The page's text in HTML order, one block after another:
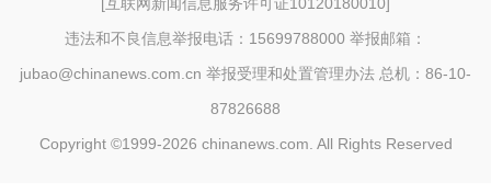
违法和不良信息举报电话：15699788000 举报邮箱：
jubao@chinanews.com.cn 举报受理和处置管理办法 总机：86-10-
87826688
Copyright ©1999-2026 chinanews.com. All Rights Reserved